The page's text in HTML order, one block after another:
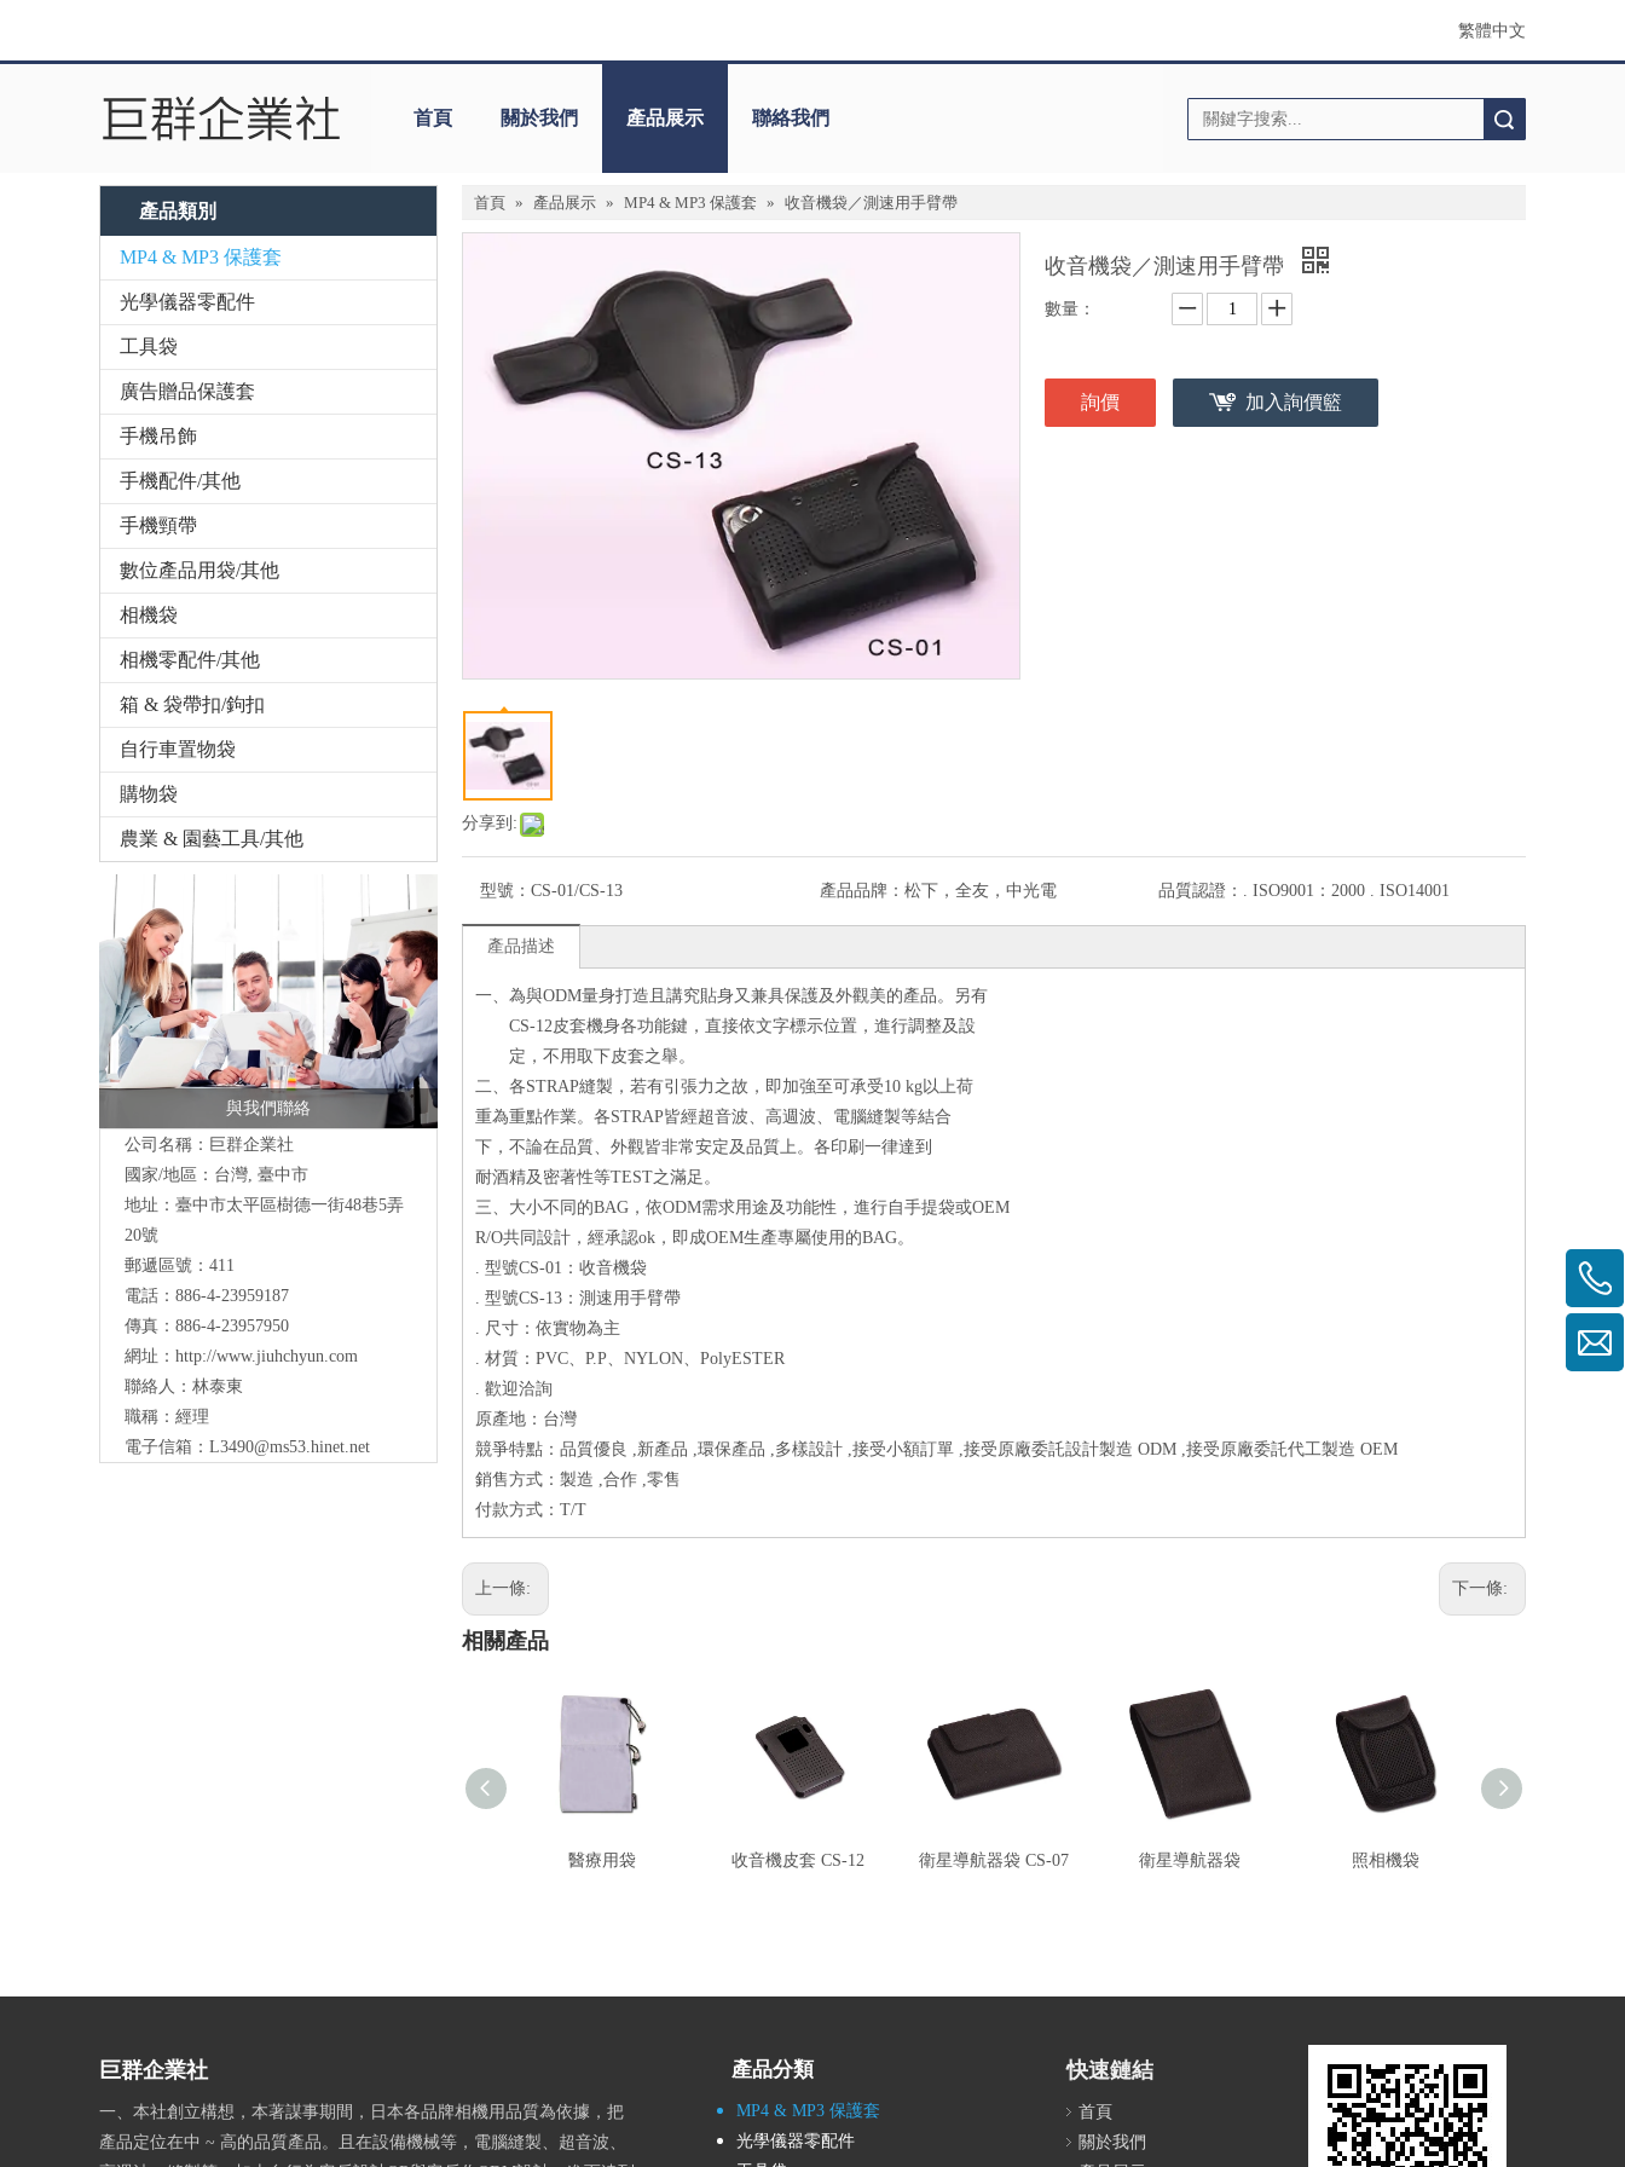
繁體中文
首頁 關於我們 產品展示 聯絡我們
產品類別
MP4 & MP3 保護套
光學儀器零配件
工具袋
廣告贈品保護套
手機吊飾
手機配件/其他
手機頸帶
數位產品用袋/其他
相機袋
相機零配件/其他
箱 & 袋帶扣/鉤扣
自行車置物袋
購物袋
農業 & 園藝工具/其他
與我們聯絡
公司名稱：巨群企業社
國家/地區：台灣, 臺中市
地址：臺中市太平區樹德一街48巷5弄
20號
郵遞區號：411
電話：886-4-23959187
傳真：886-4-23957950
網址： http://www.jiuhchyun.com
聯絡人：林泰東
職稱：經理
電子信箱： L3490@ms53.hinet.net
首頁 » 產品展示 » MP4 & MP3 保護套 » 收音機袋／測速用手臂帶
分享到:
收音機袋／測速用手臂帶
數量：
詢價 加入詢價籃
型號： CS-01/CS-13 產品品牌： 松下，全友，中光電 品質認證： . ISO9001：2000 . ISO14001
產品描述
一、為與ODM量身打造且講究貼身又兼具保護及外觀美的產品。另有
CS-12皮套機身各功能鍵，直接依文字標示位置，進行調整及設
定，不用取下皮套之舉。
二、各STRAP縫製，若有引張力之故，即加強至可承受10 kg以上荷
重為重點作業。各STRAP皆經超音波、高週波、電腦縫製等結合
下，不論在品質、外觀皆非常安定及品質上。各印刷一律達到
耐酒精及密著性等TEST之滿足。
三、大小不同的BAG，依ODM需求用途及功能性，進行自手提袋或OEM
R/O共同設計，經承認ok，即成OEM生產專屬使用的BAG。
. 型號CS-01：收音機袋
. 型號CS-13：測速用手臂帶
. 尺寸：依實物為主
. 材質：PVC、P.P、NYLON、PolyESTER
. 歡迎洽詢
原產地：台灣
競爭特點：品質優良 ,新產品 ,環保產品 ,多樣設計 ,接受小額訂單 ,接受原廠委託設計製造 ODM ,接受原廠委託代工製造 OEM
銷售方式：製造 ,合作 ,零售
付款方式：T/T
上一條: 下一條:
相關產品
醫療用袋 收音機皮套 CS-12 衛星導航器袋 CS-07 衛星導航器袋 照相機袋
巨群企業社
一、本社創立構想，本著謀事期間，日本各品牌相機用品質為依據，把
產品定位在中 ~ 高的品質產品。且在設備機械等，電腦縫製、超音波、
產品分類
MP4 & MP3 保護套
光學儀器零配件
快速鏈結
首頁
關於我們